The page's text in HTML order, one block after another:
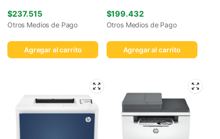
$237.515
Otros Medios de Pago
Agregar al carrito
$199.432
Otros Medios de Pago
Agregar al carrito